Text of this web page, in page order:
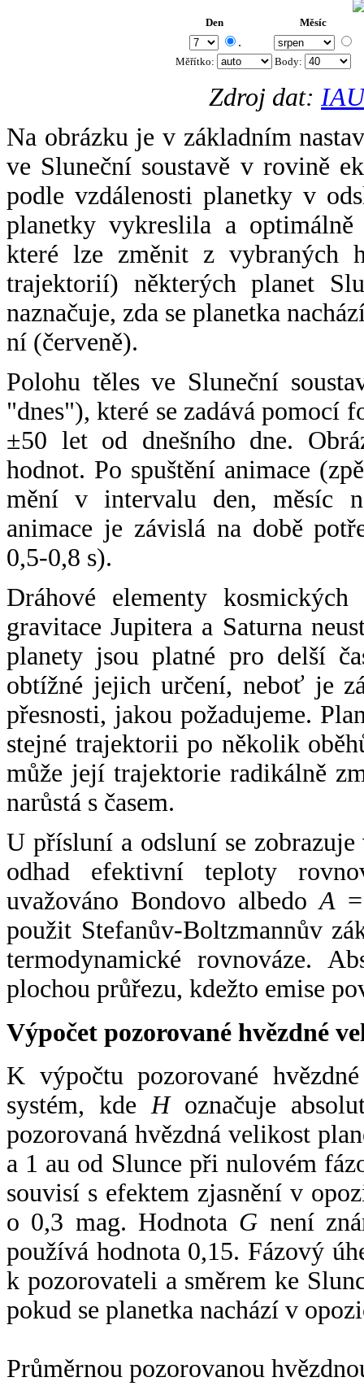
Den Měsíc
.
Měřítko: Body:
Zdroj dat:
Na obrázku je v základním
ve Sluneční soustavě v rovině
podle vzdálenosti planetky v
planetky vykreslila a
které lze změnit z vybraných
trajektorií) některých planet
naznačuje, zda se planetka
ní (červeně).
Polohu těles ve Sluneční
"dnes"), které se zadává pomocí
±50 let od dnešního dne.
hodnot. Po spuštění animace
mění v intervalu den, měsíc
animace je závislá na době
0,5-0,8 s).
Dráhové elementy
gravitace Jupitera a Saturna
planety jsou platné pro delší
obtížné jejich určení, neboť je
přesnosti, jakou požadujeme.
stejné trajektorii po několik
může její trajektorie radikálně
narůstá s časem.
U přísluní a odsluní se
odhad efektivní teploty
uvažováno Bondovo albedoA
použit Stefanův-Boltzmannův
termodynamické rovnováze.
plochou průřezu, kdežto emise
Výpočet pozorované hvězdné
K výpočtu pozorované
systém, kde Hoznačuje
pozorovaná hvězdná velikost
a 1 au od Slunce při nulovém
souvisí s efektem zjasnění v
o 0,3 mag. Hodnota G není
používá hodnota 0,15. Fázový
k pozorovateli a směrem ke
pokud se planetka nachází v
Průměrnou pozorovanou